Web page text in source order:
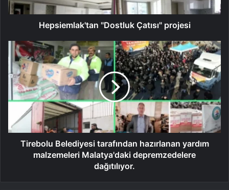
Hepsiemlak'tan "Dostluk Çatısı" projesi
Tirebolu Belediyesi tarafından hazırlanan yardım
malzemeleri Malatya'daki depremzedelere
dağıtılıyor.